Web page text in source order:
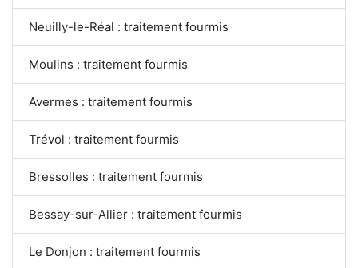
Neuilly-le-Réal : traitement fourmis
Moulins : traitement fourmis
Avermes : traitement fourmis
Trévol : traitement fourmis
Bressolles : traitement fourmis
Bessay-sur-Allier : traitement fourmis
Le Donjon : traitement fourmis